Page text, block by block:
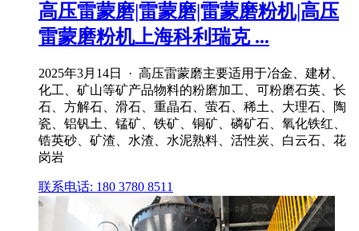
高压雷蒙磨|雷蒙磨|雷蒙磨粉机|高压
雷蒙磨粉机上海科利瑞克 ...
2025年3月14日 · 高压雷蒙磨主要适用于冶金、建材、
化工、矿山等矿产品物料的粉磨加工、可粉磨石英、长
石、方解石、滑石、重晶石、萤石、稀土、大理石、陶
瓷、铝钒土、锰矿、铁矿、铜矿、磷矿石、氧化铁红、
锆英砂、矿渣、水渣、水泥熟料、活性炭、白云石、花
岗岩
联系电话: 180 3780 8511